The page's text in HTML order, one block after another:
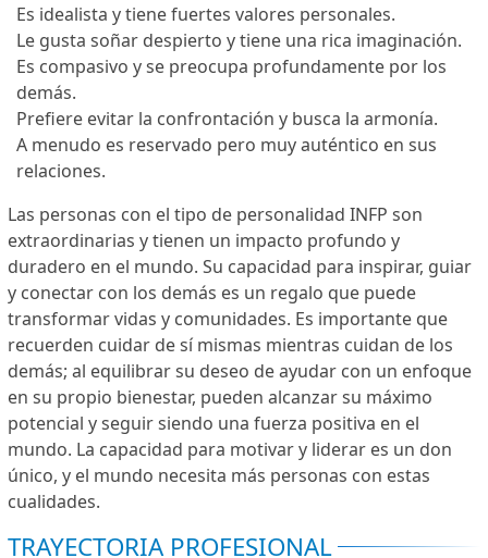
Es idealista y tiene fuertes valores personales.
Le gusta soñar despierto y tiene una rica imaginación.
Es compasivo y se preocupa profundamente por los
demás.
Prefiere evitar la confrontación y busca la armonía.
A menudo es reservado pero muy auténtico en sus
relaciones.
Las personas con el tipo de personalidad INFP son
extraordinarias y tienen un impacto profundo y
duradero en el mundo. Su capacidad para inspirar, guiar
y conectar con los demás es un regalo que puede
transformar vidas y comunidades. Es importante que
recuerden cuidar de sí mismas mientras cuidan de los
demás; al equilibrar su deseo de ayudar con un enfoque
en su propio bienestar, pueden alcanzar su máximo
potencial y seguir siendo una fuerza positiva en el
mundo. La capacidad para motivar y liderar es un don
único, y el mundo necesita más personas con estas
cualidades.
TRAYECTORIA PROFESIONAL